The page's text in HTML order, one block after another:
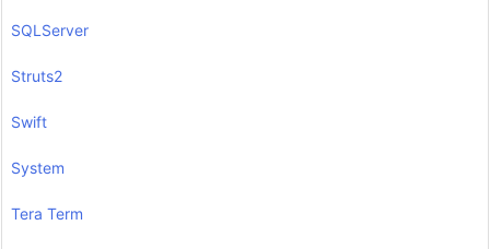
SQLServer
Struts2
Swift
System
Tera Term